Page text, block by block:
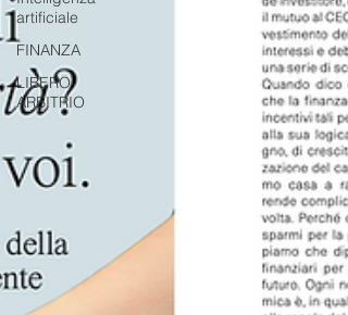
artificiale
FINANZA
LIBERO
ARBITRIO